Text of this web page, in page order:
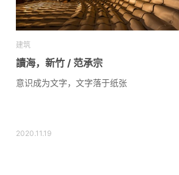
建筑
讀海，新竹 / 范承宗
意识成为文字，文字落于纸张
2020.11.19